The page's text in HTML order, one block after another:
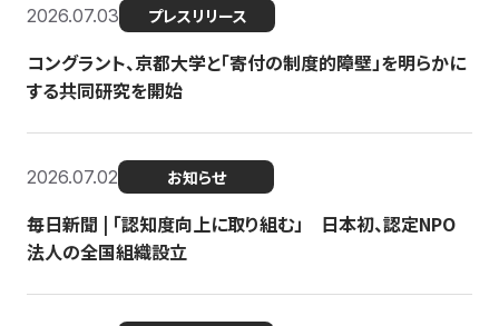
2026.07.03 プレスリリース
コングラント、京都大学と「寄付の制度的障壁」を明らかに
する共同研究を開始
2026.07.02 お知らせ
毎日新聞 | 「認知度向上に取り組む」 日本初、認定NPO
法人の全国組織設立